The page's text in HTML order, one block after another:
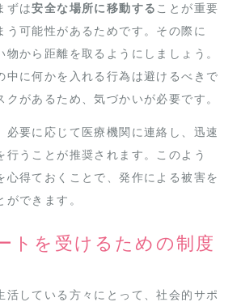
ずは安全な場所に移動する ことが重要
う可能性があるためです。その際に
物から距離を取るようにしましょう。
中に何かを入れる行為は避けるべきで
クがあるため、気づかいが必要です。
必要に応じて医療機関に連絡し、迅速
行うことが推奨されます。このよう
心得ておくことで、発作による被害を
できます。
トを受けるための制度
活している方々にとって、社会的サポ